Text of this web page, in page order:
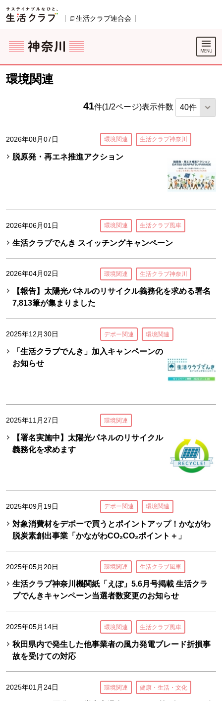
ページの先頭です。
生活クラブ連合会
ここからサイト内共通メニューです。
サイト内共通メニューをスキップする
サイト内共通メニューここまで。
環境関連
41件(1/2ページ)表示件数
2026年08月07日 環境関連 生活クラブ神奈川
脱原発・再エネ推進アクション
2026年06月01日 環境関連 生活クラブ風車
生活クラブでんき スイッチングキャンペーン
2026年04月02日 環境関連 生活クラブ神奈川
【報告】太陽光パネルのリサイクル義務化を求める署名
7,813筆が集まりました
2025年12月30日 デポー関連 環境関連
「生活クラブでんき」加入キャンペーンの
お知らせ
2025年11月27日 環境関連
【署名実施中】太陽光パネルのリサイクル
義務化を求めます
2025年09月19日 デポー関連 環境関連
対象消費材をデポーで買うとポイントアップ！かながわ
脱炭素創出事業「かながわCO₂CO₂ポイント＋」
2025年05月20日 環境関連 生活クラブ風車
生活クラブ神奈川機関紙「えぽ」5.6月号掲載 生活クラ
ブでんきキャンペーン当選者数変更のお知らせ
2025年05月14日 環境関連 生活クラブ風車
秋田県内で発生した他事業者の風力発電ブレード折損事
故を受けての対応
2025年01月24日 環境関連 健康・生活・文化